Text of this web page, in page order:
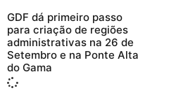
GDF dá primeiro passo
para criação de regiões
administrativas na 26 de
Setembro e na Ponte Alta
do Gama